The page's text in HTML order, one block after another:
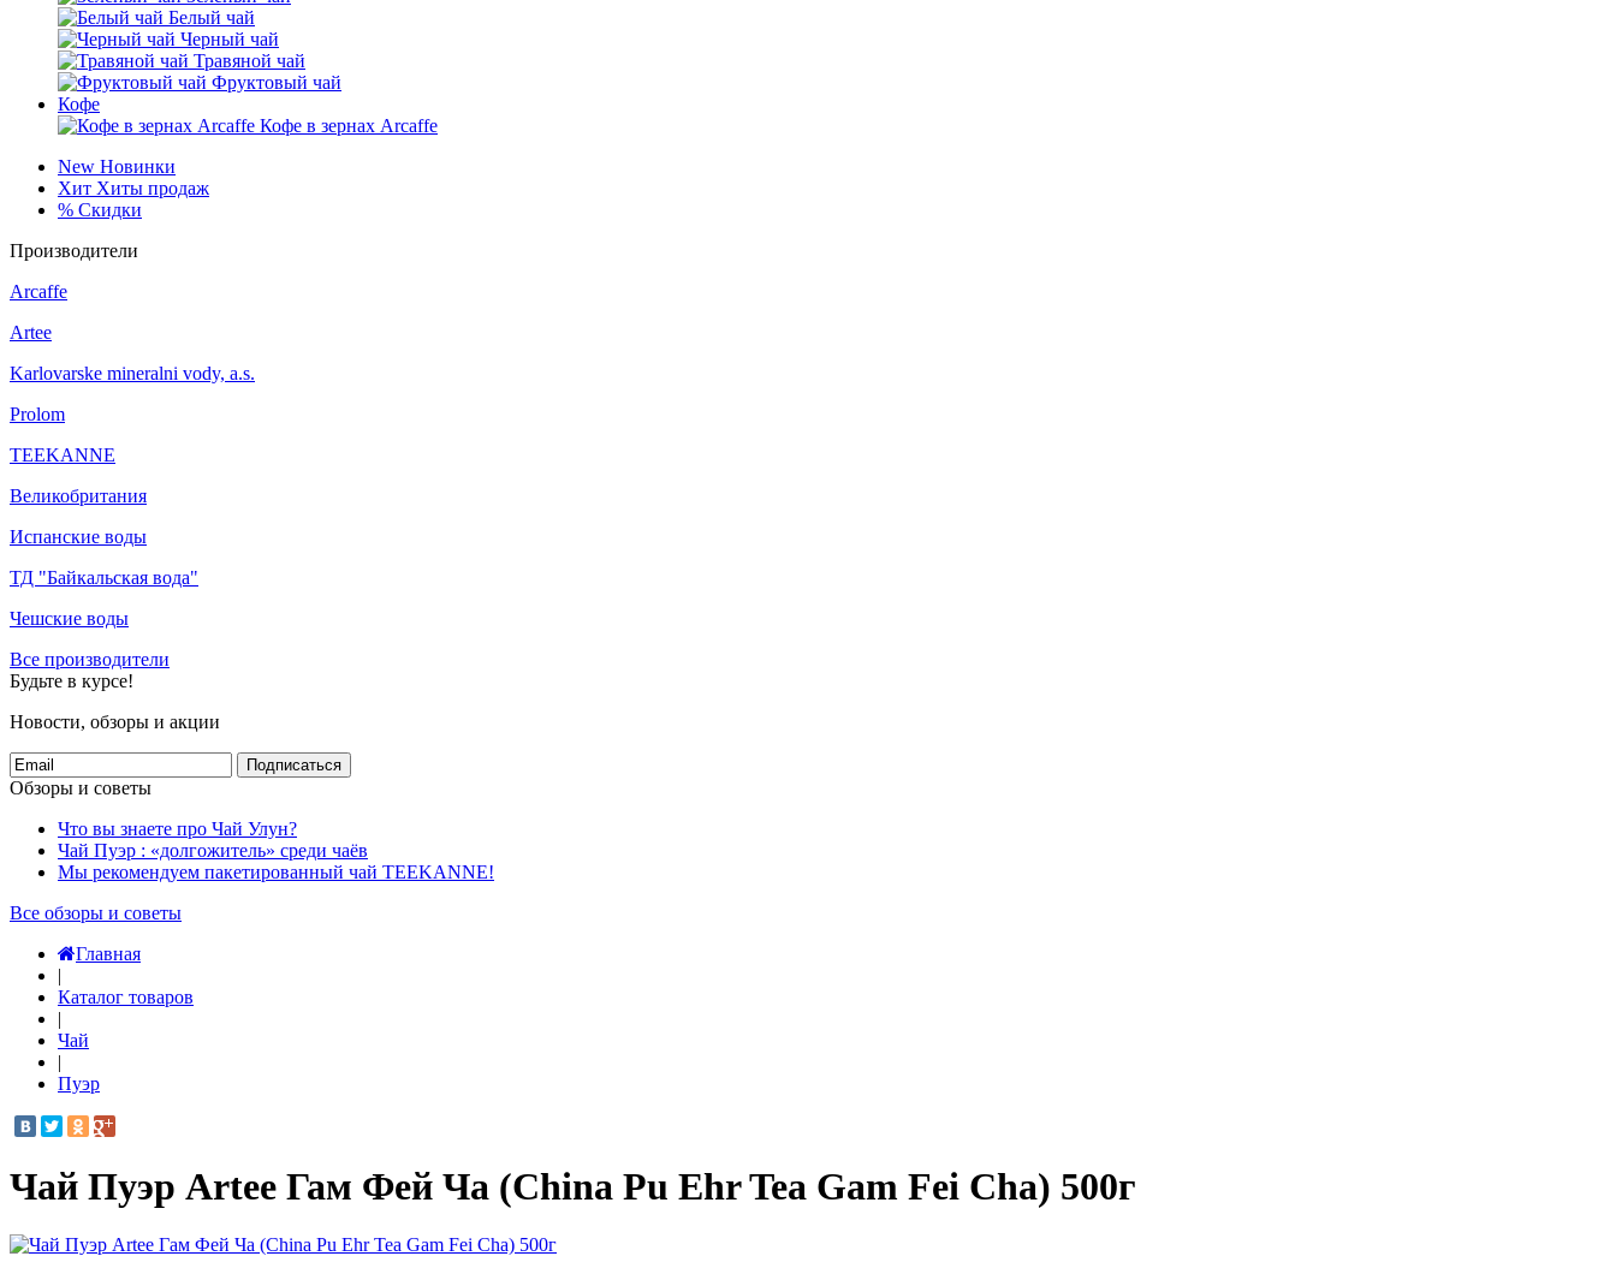
Белый чай
Черный чай
Травяной чай
Фруктовый чай
Кофе
Кофе в зернах Arcaffe
New Новинки
Хит Хиты продаж
% Скидки
Производители
Arcaffe
Artee
Karlovarske mineralni vody, a.s.
Prolom
TEEKANNE
Великобритания
Испанские воды
ТД "Байкальская вода"
Чешские воды
Все производители
Будьте в курсе!
Новости, обзоры и акции
Подписаться
Обзоры и советы
Что вы знаете про Чай Улун?
Чай Пуэр : «долгожитель» среди чаёв
Мы рекомендуем пакетированный чай TEEKANNE!
Все обзоры и советы
Главная
|
Каталог товаров
|
Чай
|
Пуэр
Чай Пуэр Artee Гам Фей Ча (China Pu Ehr Tea Gam Fei Cha) 500г